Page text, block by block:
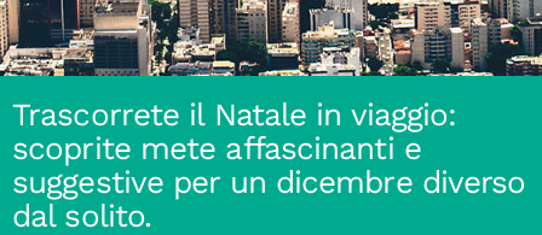
Trascorrete il Natale in viaggio:
scoprite mete affascinanti e
suggestive per un dicembre diverso
dal solito.